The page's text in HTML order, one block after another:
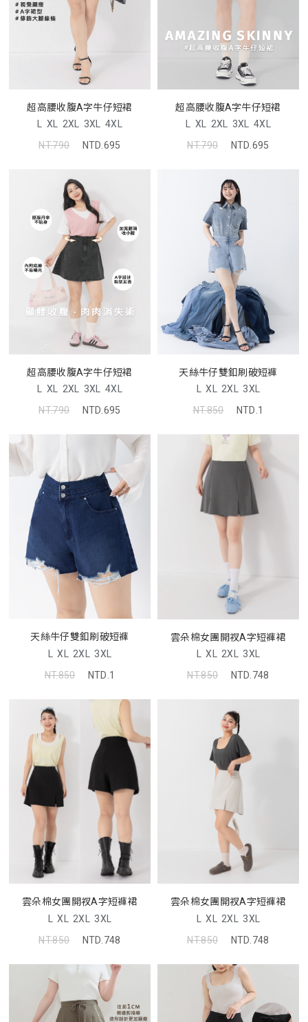
超高腰收腹A字牛仔短裙
L XL 2XL 3XL 4XL
NT.790
NTD.695
超高腰收腹A字牛仔短裙
L XL 2XL 3XL 4XL
NT.790
NTD.695
超高腰收腹A字牛仔短裙
L XL 2XL 3XL 4XL
NT.790
NTD.695
天絲牛仔雙釦刷破短褲
L XL 2XL 3XL
NT.850
NTD.1
天絲牛仔雙釦刷破短褲
L XL 2XL 3XL
NT.850
NTD.1
雲朵棉女團開衩A字短褲裙
L XL 2XL 3XL
NT.850
NTD.748
雲朵棉女團開衩A字短褲裙
L XL 2XL 3XL
NT.850
NTD.748
雲朵棉女團開衩A字短褲裙
L XL 2XL 3XL
NT.850
NTD.748